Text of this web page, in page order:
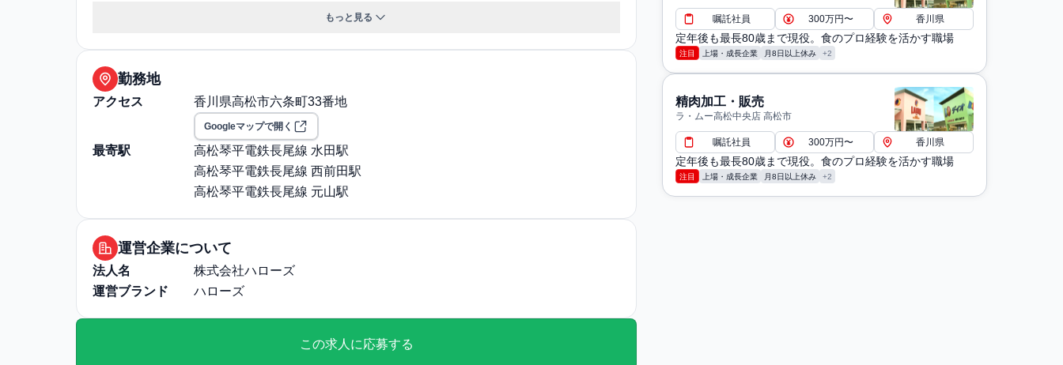
選考プロセス
面接回数: 2回
その他
退職・定年に関する補足: 定年60歳
もっと見る
勤務地
アクセス 香川県高松市六条町33番地
Googleマップで開く
最寄駅
高松琴平電鉄長尾線 水田駅
高松琴平電鉄長尾線 西前田駅
高松琴平電鉄長尾線 元山駅
運営企業について
法人名
株式会社ハローズ
運営ブランド
ハローズ
この求人に応募する
嘱託社員 300万円〜 香川県
定年後も最長80歳まで現役。食のプロ経験を活かす職場
注目 上場・成長企業 月8日以上休み +2
精肉加工・販売
ラ・ムー高松中央店 高松市
嘱託社員 300万円〜 香川県
定年後も最長80歳まで現役。食のプロ経験を活かす職場
注目 上場・成長企業 月8日以上休み +2